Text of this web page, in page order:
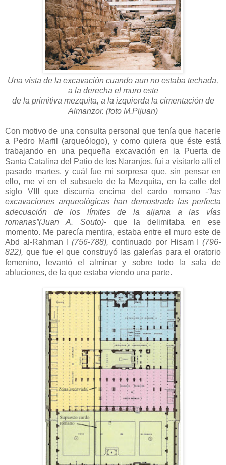
Una vista de la excavación cuando aun no estaba techada,
a la derecha el muro este
de la primitiva mezquita, a la izquierda la cimentación de
Almanzor. (foto M.Pijuan)
Con motivo de una consulta personal que tenía que hacerle
a Pedro Marfil (arqueólogo), y como quiera que éste está
trabajando en una pequeña excavación en la Puerta de
Santa Catalina del Patio de los Naranjos, fui a visitarlo allí el
pasado martes, y cuál fue mi sorpresa que, sin pensar en
ello, me vi en el subsuelo de la Mezquita, en la calle del
siglo VIII que discurría encima del cardo romano -“las
excavaciones arqueológicas han demostrado las perfecta
adecuación de los límites de la aljama a las vías
romanas”(Juan A. Souto)-que la delimitaba en ese
momento. Me parecía mentira, estaba entre el muro este de
Abd al-Rahman I(756-788), continuado por Hisam I (796-
822), que fue el que construyó las galerías para el oratorio
femenino, levantó el alminar y sobre todo la sala de
abluciones, de la que estaba viendo una parte.